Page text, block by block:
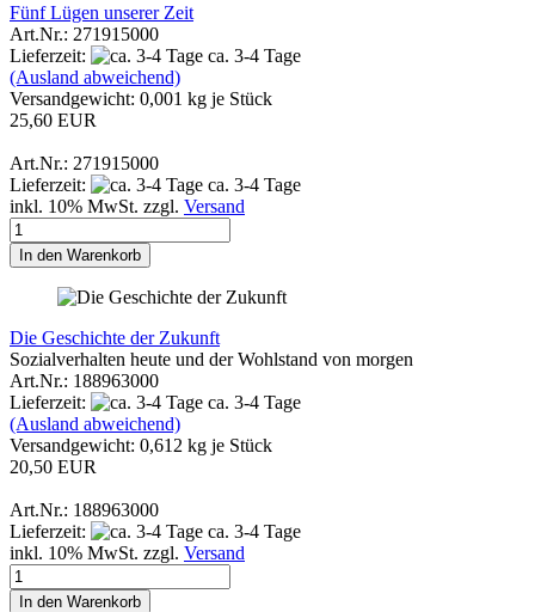
Fünf Lügen unserer Zeit
Art.Nr.: 271915000
Lieferzeit:
ca. 3-4 Tage
(Ausland abweichend)
Versandgewicht: 0,001 kg je Stück
25,60 EUR
Art.Nr.: 271915000
Lieferzeit:
ca. 3-4 Tage
inkl. 10% MwSt. zzgl. Versand
In den Warenkorb
Die Geschichte der Zukunft
Sozialverhalten heute und der Wohlstand von morgen
Art.Nr.: 188963000
Lieferzeit:
ca. 3-4 Tage
(Ausland abweichend)
Versandgewicht: 0,612 kg je Stück
20,50 EUR
Art.Nr.: 188963000
Lieferzeit:
ca. 3-4 Tage
inkl. 10% MwSt. zzgl. Versand
In den Warenkorb